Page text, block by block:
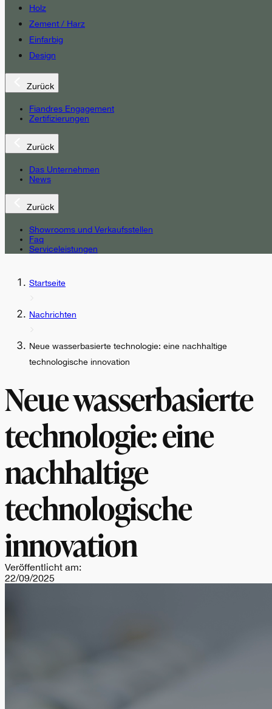
Holz
Zement / Harz
Einfarbig
Design
Zurück
Fiandres Engagement
Zertifizierungen
Zurück
Das Unternehmen
News
Zurück
Showrooms und Verkaufsstellen
Faq
Serviceleistungen
Startseite
Nachrichten
Neue wasserbasierte technologie: eine nachhaltige
technologische innovation
Neue wasserbasierte
technologie: eine
nachhaltige
technologische
innovation
Veröffentlicht am:
22/09/2025